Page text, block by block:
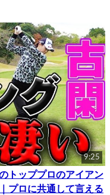
9:25
トッププロのアイアン
プロに共通して言える